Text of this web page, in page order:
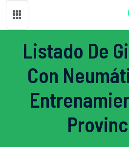
Listado De
Con